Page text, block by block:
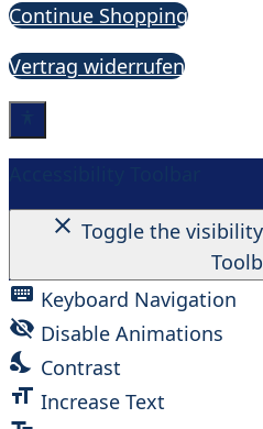
Continue Shopping
Vertrag widerrufen
close Toggle the
keyboard Keyboard Navigation
visibility_off Disable Animations
nights_stay Contrast
format_size Increase Text